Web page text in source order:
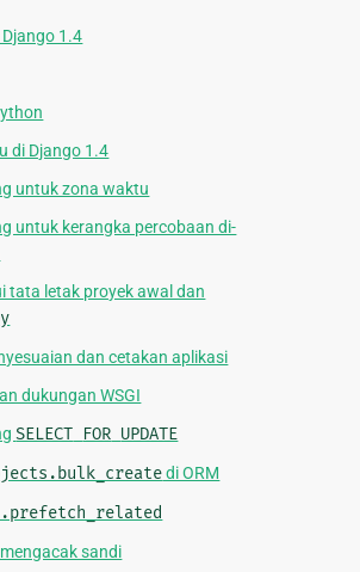
1.4
di Django 1.4
untuk zona waktu
untuk kerangka percobaan di-
tata letak proyek awal dan
dan cetakan aplikasi
dukungan WSGI
SELECT FOR UPDATE
di ORM
sandi